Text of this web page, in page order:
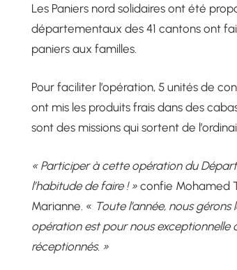
Les Paniers nord solidaires ont été
départementaux des 41 cantons ont
paniers aux familles.
Pour faciliter l’opération, 5 unités de
ont mis les produits frais dans des
sont des missions qui sortent de
« Participer à cette opération du
l’habitude de faire ! »confie Mohamed
Marianne. « Toute l’année, nous
opération est pour nous
réceptionnés. »